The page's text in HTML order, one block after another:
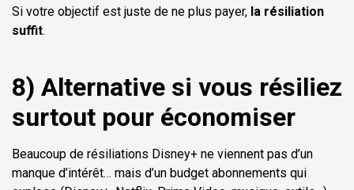
Si votre objectif est juste de ne plus payer, la résiliation
suffit.
8) Alternative si vous résiliez
surtout pour économiser
Beaucoup de résiliations Disney+ ne viennent pas d’un
manque d’intérêt… mais d’un budget abonnements qui